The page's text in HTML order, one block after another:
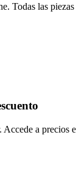
Todas las
a